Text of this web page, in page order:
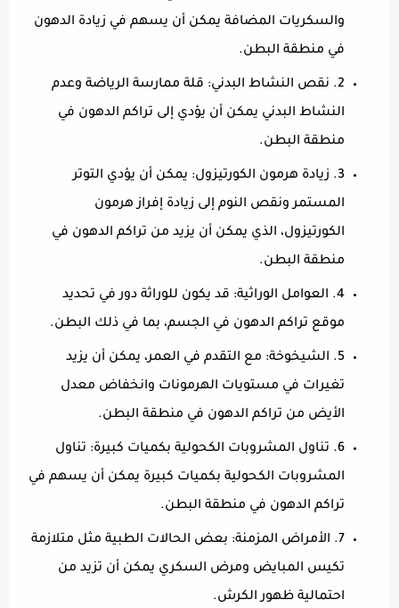
والسكريات المضافة يمكن أن يسهم في زيادة الدهون
في منطقة البطن.
2. نقص النشاط البدني: قلة ممارسة الرياضة وعدم
النشاط البدني يمكن أن يؤدي إلى تراكم الدهون في
منطقة البطن.
3. زيادة هرمون الكورتيزول: يمكن أن يؤدي التوتر
المستمر ونقص النوم إلى زيادة إفراز هرمون
الكورتيزول، الذي يمكن أن يزيد من تراكم الدهون في
منطقة البطن.
4. العوامل الوراثية: قد يكون للوراثة دور في تحديد
موقع تراكم الدهون في الجسم، بما في ذلك البطن.
5. الشيخوخة: مع التقدم في العمر، يمكن أن يزيد
تغيرات في مستويات الهرمونات وانخفاض معدل
الأيض من تراكم الدهون في منطقة البطن.
6. تناول المشروبات الكحولية بكميات كبيرة: تناول
المشروبات الكحولية بكميات كبيرة يمكن أن يسهم في
تراكم الدهون في منطقة البطن.
7. الأمراض المزمنة: بعض الحالات الطبية مثل متلازمة
تكيس المبايض ومرض السكري يمكن أن تزيد من
احتمالية ظهور الكرش.